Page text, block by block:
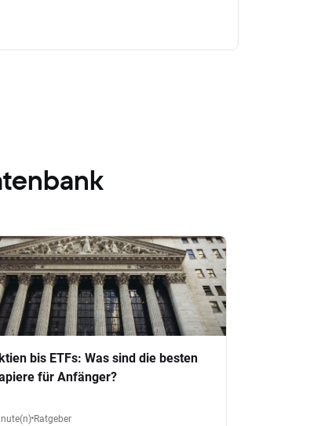
bis ETFs: Was sind die besten
für Anfänger?
Ratgeber